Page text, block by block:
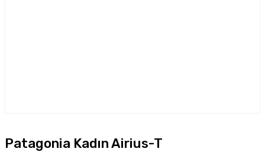
Patagonia Kadın Airius-T